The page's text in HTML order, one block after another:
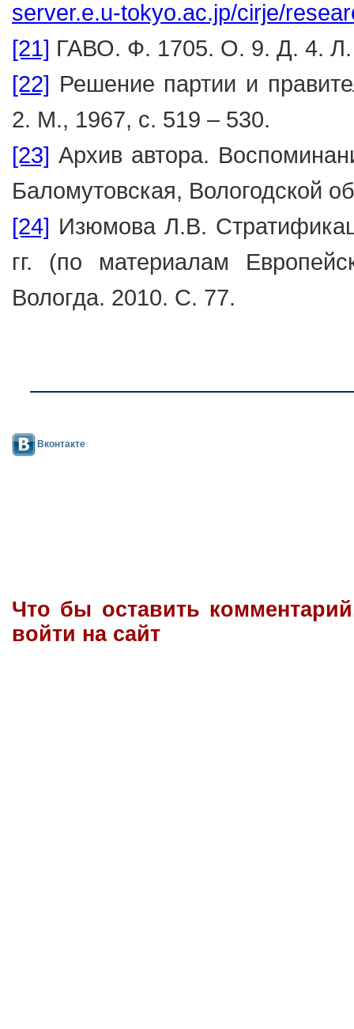
server.e.u-tokyo.ac.jp/cirje/
[21] ГАВО. Ф. 1705. О. 9. Д. 4. Л.
[22] Решение партии и
2. М., 1967, с. 519 – 530.
[23] Архив автора.
Баломутовская, Вологодской
[24] Изюмова Л.В.
гг. (по материалам
Вологда. 2010. С. 77.
Вконтакте
Что бы оставить
войти на сайт